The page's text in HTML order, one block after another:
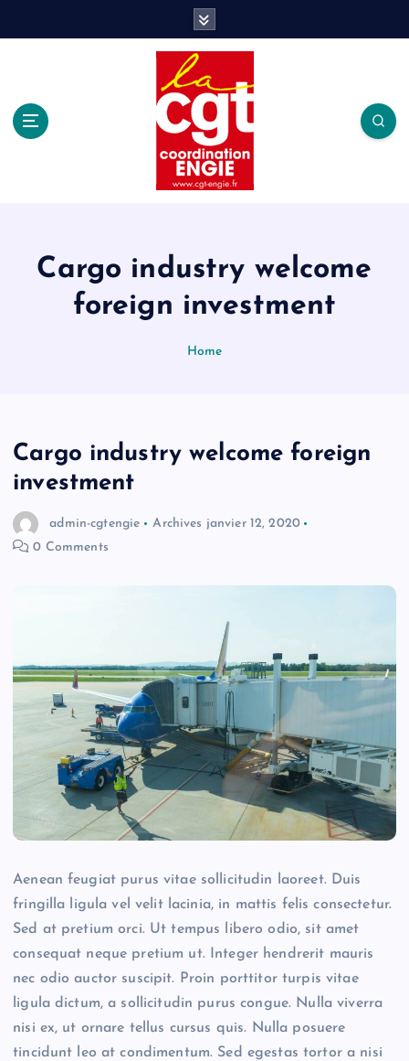
Cargo industry welcome
foreign investment
Home
Cargo industry welcome foreign
investment
admin-cgtengie Archives janvier 12, 2020
0 Comments
Aenean feugiat purus vitae sollicitudin laoreet. Duis
fringilla ligula vel velit lacinia, in mattis felis consectetur.
Sed at pretium orci. Ut tempus libero odio, sit amet
consequat neque pretium ut. Integer hendrerit mauris
nec odio auctor suscipit. Proin porttitor turpis vitae
ligula dictum, a sollicitudin purus congue. Nulla viverra
nisi ex, ut ornare tellus cursus quis. Nulla posuere
tincidunt leo at condimentum. Sed egestas tortor a nisi